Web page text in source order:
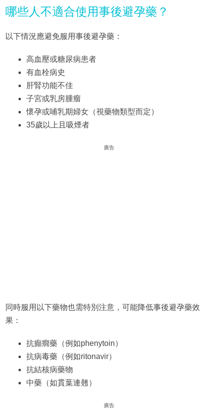
哪些人不適合使用事後避孕藥？
以下情況應避免服用事後避孕藥：
高血壓或糖尿病患者
有血栓病史
肝腎功能不佳
子宮或乳房腫瘤
懷孕或哺乳期婦女（視藥物類型而定）
35歲以上且吸煙者
廣告
同時服用以下藥物也需特別注意，可能降低事後避孕藥效
果：
抗癲癇藥（例如phenytoin）
抗病毒藥（例如ritonavir）
抗結核病藥物
中藥（如貫葉連翹）
廣告